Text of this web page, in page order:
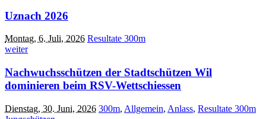
Uznach 2026
Montag, 6. Juli, 2026 Resultate 300m
weiter
Nachwuchsschützen der Stadtschützen Wil
dominieren beim RSV-Wettschiessen
Dienstag, 30. Juni, 2026 300m, Allgemein, Anlass, Resultate 300m